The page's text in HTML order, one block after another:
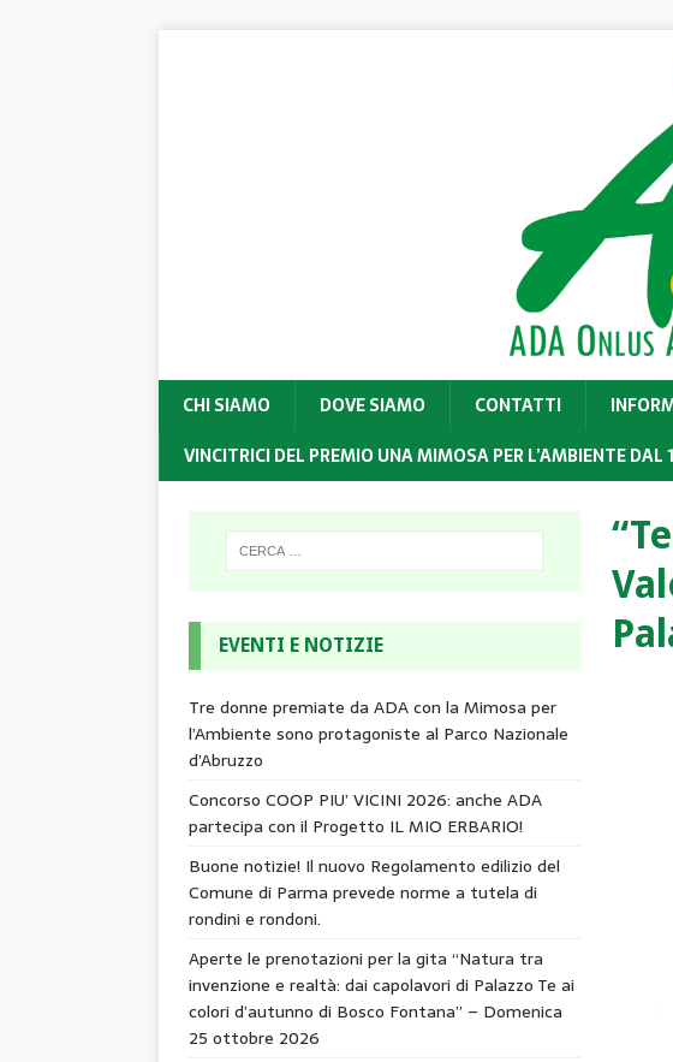
CHI SIAMO DOVE SIAMO CONTATTI
VINCITRICI DEL PREMIO UNA MIMOSA PER L’AMBIENTE DAL
EVENTI E NOTIZIE
Tre donne premiate da ADA con la Mimosa per
l’Ambiente sono protagoniste al Parco Nazionale
d’Abruzzo
Concorso COOP PIU’ VICINI 2026: anche ADA
partecipa con il Progetto IL MIO ERBARIO!
Buone notizie! Il nuovo Regolamento edilizio del
Comune di Parma prevede norme a tutela di
rondini e rondoni.
Aperte le prenotazioni per la gita “Natura tra
invenzione e realtà: dai capolavori di Palazzo Te ai
colori d’autunno di Bosco Fontana” – Domenica
25 ottobre 2026